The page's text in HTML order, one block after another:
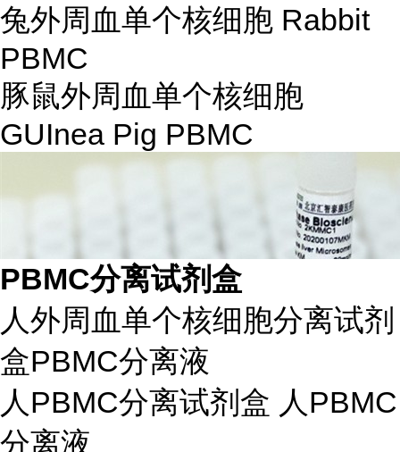
兔外周血单个核细胞 Rabbit
PBMC
豚鼠外周血单个核细胞
GUInea Pig PBMC
PBMC分离试剂盒
人外周血单个核细胞分离试剂
盒PBMC分离液
人PBMC分离试剂盒 人PBMC
分离液